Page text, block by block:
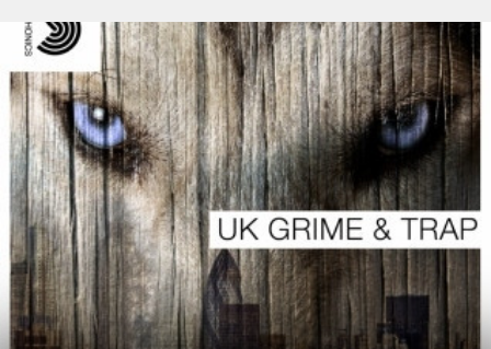
Sample PRO.ru
beta